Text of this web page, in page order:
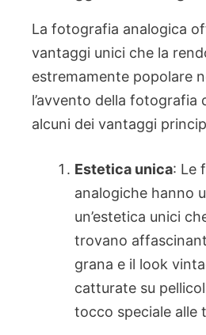
La fotografia analogica
vantaggi unici che la
estremamente popolare
l’avvento della fotografia
alcuni dei vantaggi
Estetica unica: Le
analogiche hanno
un’estetica unici
trovano
grana e il look
catturate su
tocco speciale alle